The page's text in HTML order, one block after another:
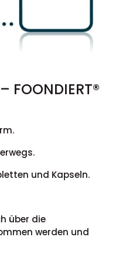
und Kapseln.
über die
werden und